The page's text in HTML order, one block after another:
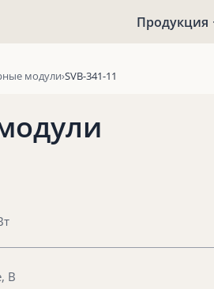
Продукция
модули SVB-341-11
В